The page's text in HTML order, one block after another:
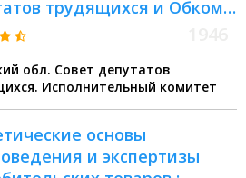
трудящихся и Обкома
10-XII-1946 года. "О
Сталинской
торговли
и
товарами в
и рабочих поселках
обл. Совет депутатов
Исполнительный комитет
основы
и экспертизы